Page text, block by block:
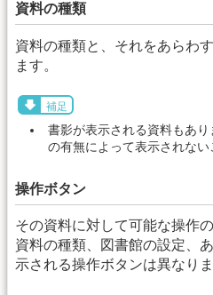
資料の種類
資料の種類と、それをあらわ
ます。
補足
書影が表示される資料もあ
の有無によって表示されない
操作ボタン
その資料に対して可能な操作
資料の種類、図書館の設定、
示される操作ボタンは異なりま